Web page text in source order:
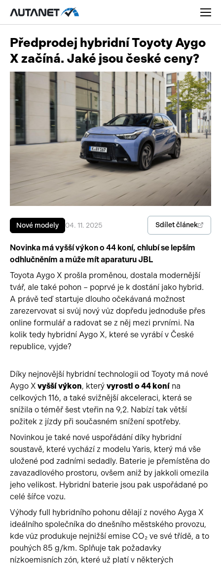
Osobní
Užitková
Nákladní
Obytná
Motorky
Přívěsy a návěsy
Autobusy
Příslušenství
Novinky
Rady a tipy
Nové modely
Ojetiny
Předprodej hybridní Toyoty Aygo
X začíná. Jaké jsou české ceny?
Nové modely 04. 11. 2025 Sdílet článek
Novinka má vyšší výkon o 44 koní, chlubí se lepším
odhlučněním a může mít aparaturu JBL
Toyota Aygo X prošla proměnou, dostala modernější
tvář, ale také pohon – poprvé je k dostání jako hybrid.
A právě teď startuje dlouho očekávaná možnost
zarezervovat si svůj nový vůz dopředu jednoduše přes
online formulář a radovat se z něj mezi prvními. Na
kolik tedy hybridní Aygo X, které se vyrábí v České
republice, vyjde?
Díky nejnovější hybridní technologii od Toyoty má nové
Aygo X vyšší výkon, který vyrostl o 44 koní na
celkových 116, a také svižnější akceleraci, která se
snížila o téměř šest vteřin na 9,2. Nabízí tak větší
požitek z jízdy při současném snížení spotřeby.
Novinkou je také nové uspořádání díky hybridní
soustavě, které vychází z modelu Yaris, který má vše
uložené pod zadními sedadly. Baterie je přemístěna do
zavazadlového prostoru, ovšem aniž by jakkoli omezila
jeho velikost. Hybridní baterie jsou pak uspořádané po
celé šířce vozu.
Výhody full hybridního pohonu dělají z nového Ayga X
ideálního společníka do dnešního městského provozu,
kde vůz produkuje nejnižší emise CO₂ ve své třídě, a to
pouhých 85 g/km. Splňuje tak požadavky
nízkoemisních zón, které už platí v některých